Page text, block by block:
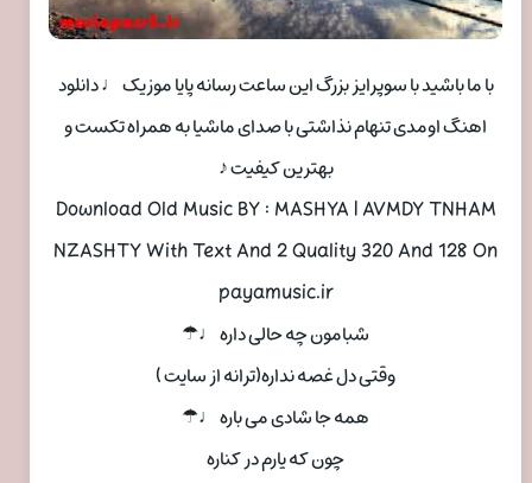
با ما باشید با سوپرایز بزرگ این ساعت رسانه پایا موزیک ♩ دانلود
اهنگ اومدی تنهام نذاشتی با صدای ماشیا به همراه تکست و
بهترین کیفیت ♪
Download Old Music BY : MASHYA | AVMDY TNHAM
NZASHTY With Text And 2 Quality 320 And 128 On
payamusic.ir
شبامون چه حالی داره ♩☂
وقتی دل غصه نداره(ترانه از سایت )
همه جا شادی می باره ♩☂
چون که یارم در کناره